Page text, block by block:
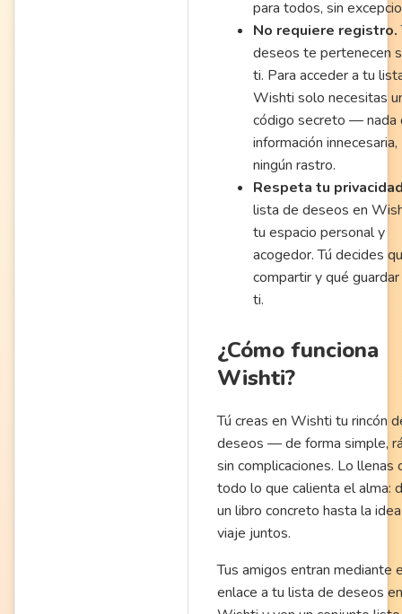
para todos, sin
No requiere registro.
deseos te pertenecen
ti. Para acceder a tu
Wishti solo necesitas
código secreto — nada
información innecesaria,
ningún rastro.
Respeta tu
lista de deseos en
tu espacio personal y
acogedor. Tú decides
compartir y qué
ti.
¿Cómo funciona
Wishti?
Tú creas en Wishti tu rincón
deseos — de forma simple,
sin complicaciones. Lo llenas
todo lo que calienta el alma:
un libro concreto hasta la
viaje juntos.
Tus amigos entran mediante
enlace a tu lista de deseos en